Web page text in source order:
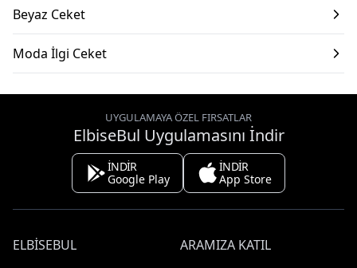
Beyaz Ceket
Moda İlgi Ceket
UYGULAMAYA ÖZEL FIRSATLAR
ElbiseBul Uygulamasını İndir
İNDİR
Google Play
İNDİR
App Store
ELBISEBUL
ARAMIZA KATIL